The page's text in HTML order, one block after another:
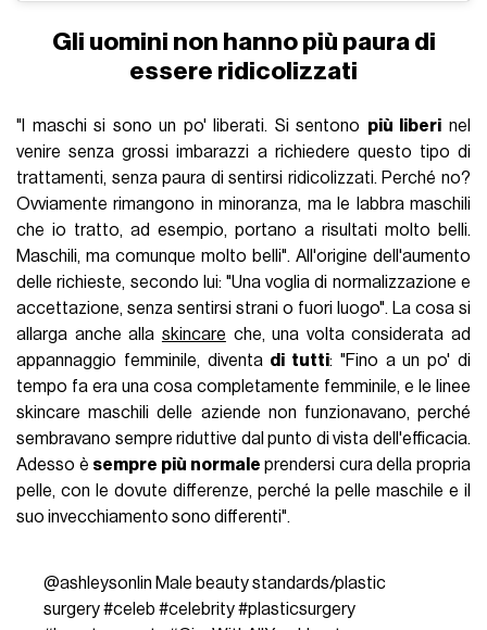
Gli uomini non hanno più paura di
essere ridicolizzati
"I maschi si sono un po' liberati. Si sentono più liberi nel
venire senza grossi imbarazzi a richiedere questo tipo di
trattamenti, senza paura di sentirsi ridicolizzati. Perché no?
Ovviamente rimangono in minoranza, ma le labbra maschili
che io tratto, ad esempio, portano a risultati molto belli.
Maschili, ma comunque molto belli". All'origine dell'aumento
delle richieste, secondo lui: "Una voglia di normalizzazione e
accettazione, senza sentirsi strani o fuori luogo". La cosa si
allarga anche alla skincare che, una volta considerata ad
appannaggio femminile, diventa di tutti: "Fino a un po' di
tempo fa era una cosa completamente femminile, e le linee
skincare maschili delle aziende non funzionavano, perché
sembravano sempre riduttive dal punto di vista dell'efficacia.
Adesso è sempre più normale prendersi cura della propria
pelle, con le dovute differenze, perché la pelle maschile e il
suo invecchiamento sono differenti".
@ashleysonlin Male beauty standards/plastic
surgery#celeb #celebrity#plasticsurgery